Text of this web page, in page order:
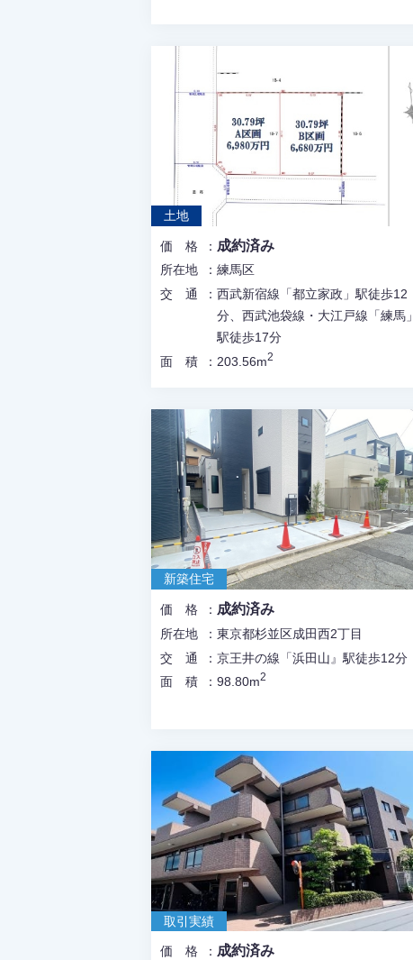
土地
価格 成約済み
所在地
練馬区
交通 西武新宿線「都立家政」駅徒歩12
分、西武池袋線・大江戸線「練馬」
駅徒歩17分
面積 203.56m2
新築住宅
価格 成約済み
所在地
東京都杉並区成田西2丁目
交通 京王井の線「浜田山』駅徒歩12分
面積 98.80m2
取引実績
価格 成約済み